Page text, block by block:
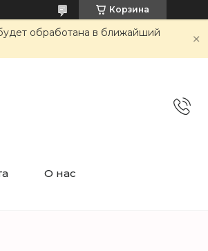
Корзина
обработана в ближайший
О нас